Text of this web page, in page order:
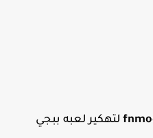
لتهكير لعبه ببجي